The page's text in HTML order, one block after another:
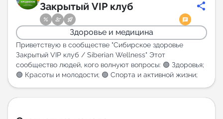
Каталог ботов
Горящие предложения
Индекс читаемости каналов в Telegram
New
Закрытый VIP клуб
Здоровье и медицина
Приветствую в сообществе "Сибирское здоровье
Закрытый VIP клуб / Siberian Wellness" Этот
сообщество людей, кого волнуют вопросы: 🟢 Здоровья;
🟢 Красоты и молодости; 🟢 Спорта и активной жизни;